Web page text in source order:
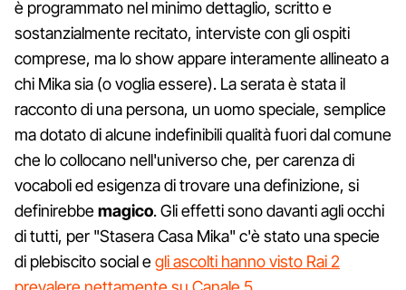
è programmato nel minimo dettaglio, scritto e
sostanzialmente recitato, interviste con gli ospiti
comprese, ma lo show appare interamente allineato a
chi Mika sia (o voglia essere). La serata è stata il
racconto di una persona, un uomo speciale, semplice
ma dotato di alcune indefinibili qualità fuori dal comune
che lo collocano nell'universo che, per carenza di
vocaboli ed esigenza di trovare una definizione, si
definirebbemagico. Gli effetti sono davanti agli occhi
di tutti, per "Stasera Casa Mika" c'è stato una specie
di plebiscito social egli ascolti hanno visto Rai 2